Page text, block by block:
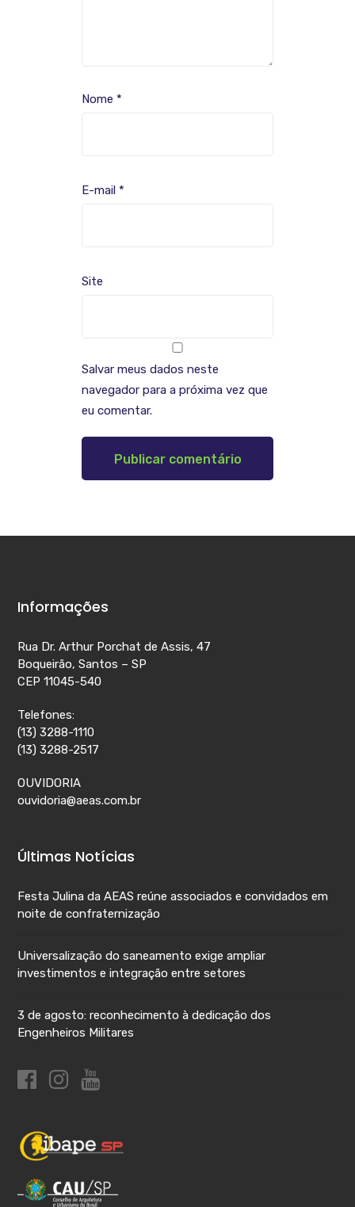
Nome *
E-mail *
Site
Salvar meus dados neste
navegador para a próxima vez que
eu comentar.
Informações
Rua Dr. Arthur Porchat de Assis, 47
Boqueirão, Santos – SP
CEP 11045-540
Telefones:
(13) 3288-1110
(13) 3288-2517
OUVIDORIA
ouvidoria@aeas.com.br
Últimas Notícias
Festa Julina da AEAS reúne associados e convidados em
noite de confraternização
Universalização do saneamento exige ampliar
investimentos e integração entre setores
3 de agosto: reconhecimento à dedicação dos
Engenheiros Militares